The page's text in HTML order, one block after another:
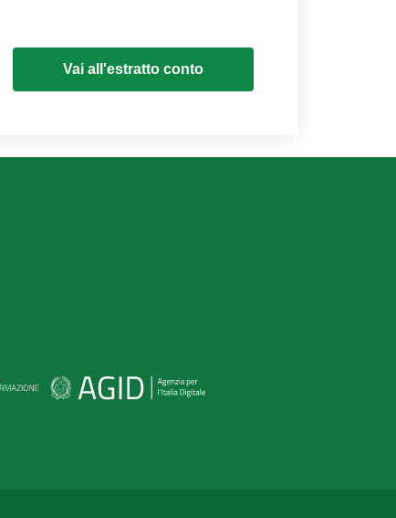
Vai all'estratto conto